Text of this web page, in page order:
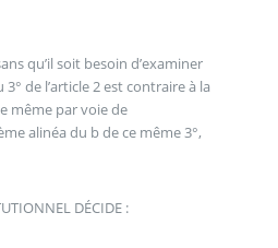
qu’il soit besoin d’examiner
de l’article 2 est contraire à la
même par voie de
alinéa du b de ce même 3°,
DÉCIDE :